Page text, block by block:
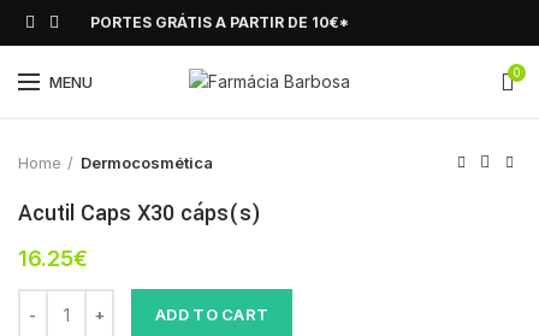
PORTES GRÁTIS A PARTIR DE 10€*
MENU 0
Click to enlarge
Home Dermocosmética
Acutil Caps X30 cáps(s)
16.25€
ADD TO CART